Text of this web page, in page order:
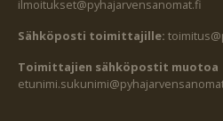
ilmoitukset@pyhajarvensanomat.fi
Sähköposti toimittajille:
Toimittajien sähköpostit muotoa